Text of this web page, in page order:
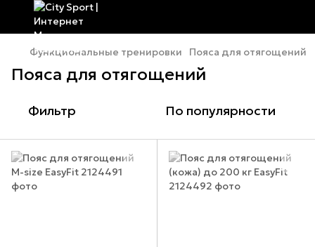
Функциональные тренировки Пояса для отягощений
Пояса для отягощений
Фильтр По популярности